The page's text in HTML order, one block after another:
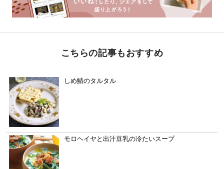
こちらの記事もおすすめ
しめ鯖のタルタル
モロヘイヤと出汁豆乳の冷たいスープ